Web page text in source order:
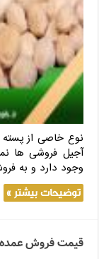
نوع خاصی از پسته
آجیل فروشی ها
وجود دارد و به
توضیحات بیشتر »
قیمت فروش